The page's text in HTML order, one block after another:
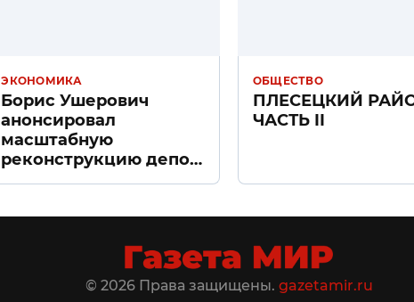
ЭКОНОМИКА
Борис Ушерович
анонсировал
масштабную
реконструкцию депо
«Дачное» в Санкт-
ОБЩЕСТВО
ПЛЕСЕЦКИЙ
ЧАСТЬ II
© 2026 Права защищены. gazetamir.ru